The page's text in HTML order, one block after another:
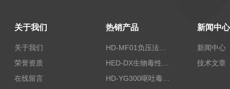
关于我们
关于我们
荣誉资质
在线留言
热销产品
HD-MF01负压法密封性测试仪
新闻中心
新闻中心
技术文章